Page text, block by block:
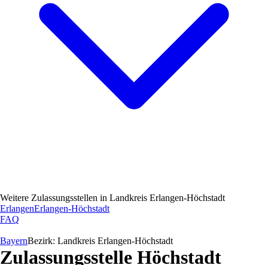
Weitere Zulassungsstellen in Landkreis Erlangen-Höchstadt
ErlangenErlangen-Höchstadt
FAQ
BayernBezirk: Landkreis Erlangen-Höchstadt
Zulassungsstelle Höchstadt